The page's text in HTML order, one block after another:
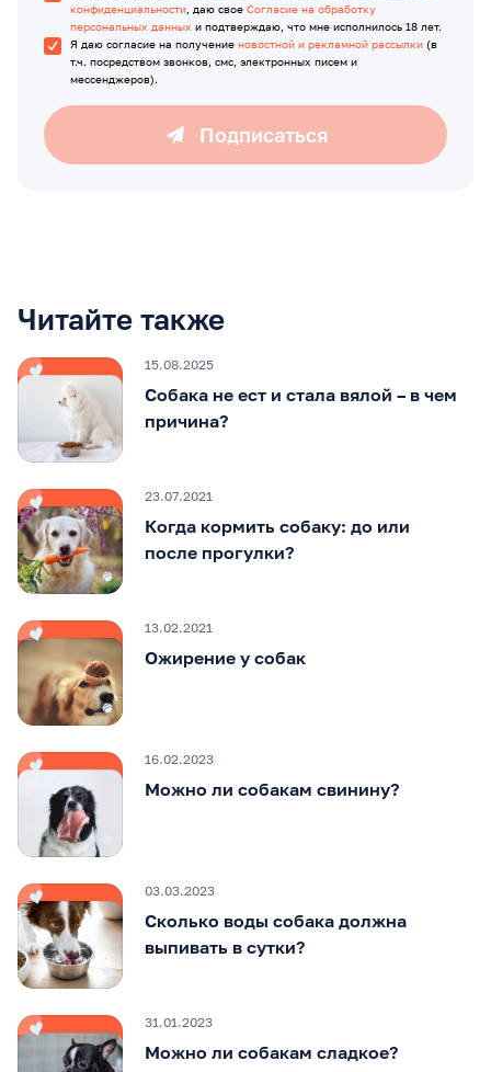
конфиденциальности, даю свое Согласие на обработку
персональных данных и подтверждаю, что мне исполнилось 18 лет.
Я даю согласие на получение новостной и рекламной рассылки (в
т.ч. посредством звонков, смс, электронных писем и
мессенджеров).
Подписаться
Читайте также
15.08.2025
Собака не ест и стала вялой – в чем
причина?
23.07.2021
Когда кормить собаку: до или
после прогулки?
13.02.2021
Ожирение у собак
16.02.2023
Можно ли собакам свинину?
03.03.2023
Сколько воды собака должна
выпивать в сутки?
31.01.2023
Можно ли собакам сладкое?